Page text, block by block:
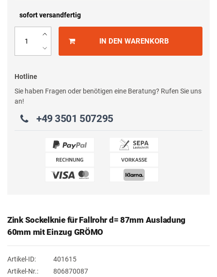
sofort versandfertig
IN DEN WARENKORB
Hotline
Sie haben Fragen oder benötigen eine Beratung? Rufen Sie uns
an!
+49 3501 507295
Zink Sockelknie für Fallrohr d= 87mm Ausladung
60mm mit Einzug GRÖMO
Artikel-ID:
401615
Artikel-Nr.:
806870087